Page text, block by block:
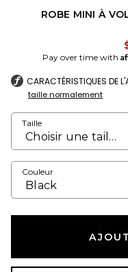
ROBE MINI À
Pay over time with
CARACTÉRISTIQUES DE
taille normalement
Taille
Couleur